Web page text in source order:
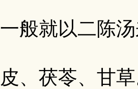
般就以二陈
、茯苓、甘